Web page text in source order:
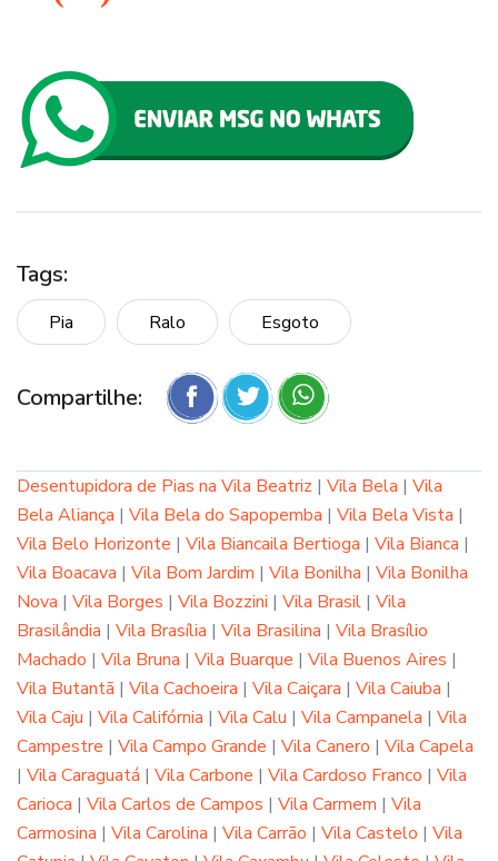
Tags:
Pia Ralo Esgoto
Compartilhe:
Desentupidora de Pias na Vila Beatriz | Vila Bela | Vila
Bela Aliança | Vila Bela do Sapopemba | Vila Bela Vista |
Vila Belo Horizonte | Vila Biancaila Bertioga | Vila Bianca |
Vila Boacava | Vila Bom Jardim | Vila Bonilha | Vila Bonilha
Nova | Vila Borges | Vila Bozzini | Vila Brasil | Vila
Brasilândia | Vila Brasília | Vila Brasilina | Vila Brasílio
Machado | Vila Bruna | Vila Buarque | Vila Buenos Aires |
Vila Butantã | Vila Cachoeira | Vila Caiçara | Vila Caiuba |
Vila Caju | Vila Califórnia | Vila Calu | Vila Campanela | Vila
Campestre | Vila Campo Grande | Vila Canero | Vila Capela
| Vila Caraguatá | Vila Carbone | Vila Cardoso Franco | Vila
Carioca | Vila Carlos de Campos | Vila Carmem | Vila
Carmosina | Vila Carolina | Vila Carrão | Vila Castelo | Vila